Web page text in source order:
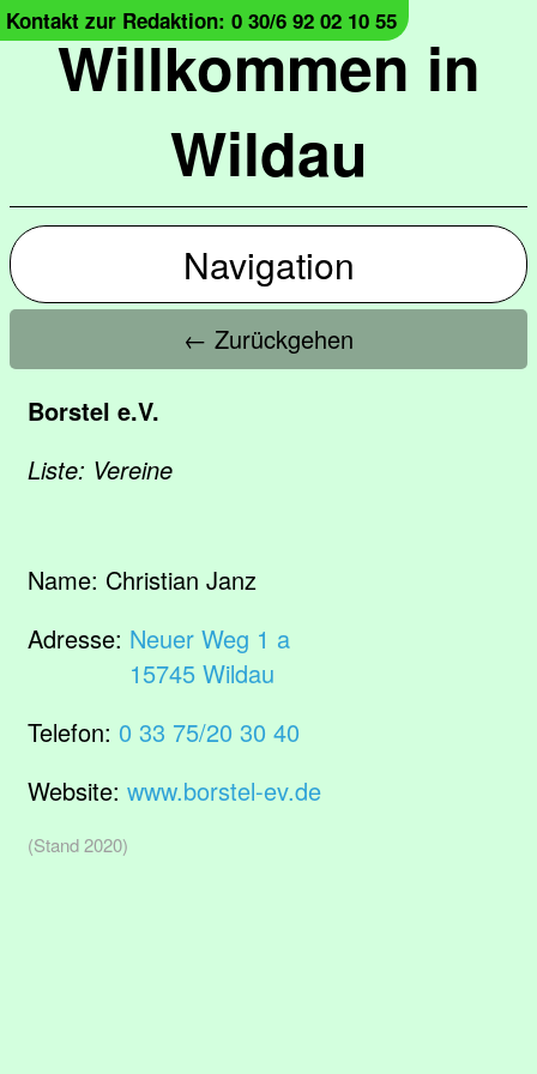
Willkommen in
Wildau
Kontakt zur Redaktion: 0 30/6 92 02 10 55
Navigation
← Zurückgehen
Borstel e.V.
Liste: Vereine
Name: Christian Janz
Adresse: Neuer Weg 1 a
15745 Wildau
Telefon: 0 33 75/20 30 40
Website: www.borstel-ev.de
(Stand 2020)